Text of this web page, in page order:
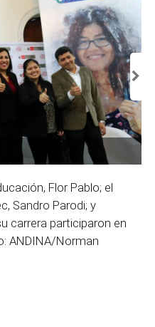
Flor Pablo; el
Sandro Parodi; y
carrera participaron en
ANDINA/Norman